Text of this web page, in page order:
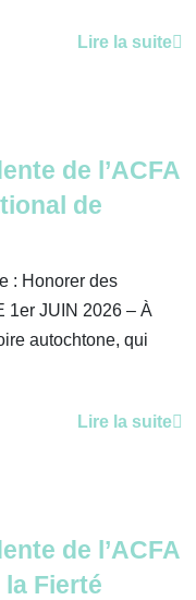
Lire la suite
de l’ACFA
de
: Honorer des
1er JUIN 2026 – À
autochtone, qui
Lire la suite
de l’ACFA
la Fierté